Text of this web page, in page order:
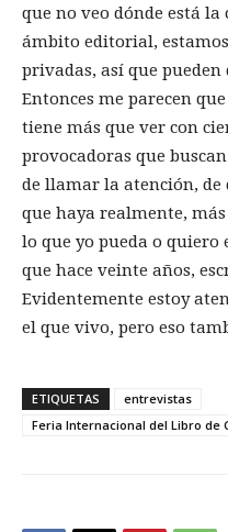
que no veo dónde está la
ámbito editorial,
privadas, así que
Entonces me parecen
tiene más que ver con
provocadoras que
de llamar la atención, de
que haya realmente,
lo que yo pueda o quiero
que hace veinte años,
Evidentemente estoy
el que vivo, pero eso
ETIQUETAS
entrevistas
Feria Internacional del Libro de